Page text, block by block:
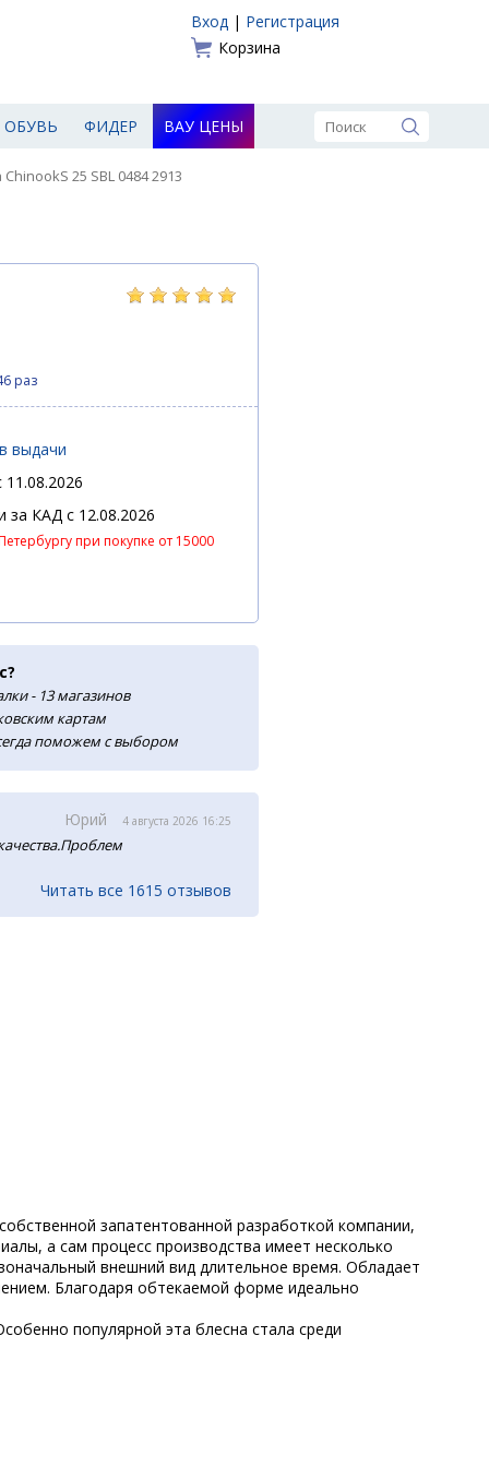
Вход | Регистрация
Корзина
ОБУВЬ ФИДЕР ВАУ ЦЕНЫ
25 SBL 0484 2913
раз
выдачи
за КАД c 12.08.2026
при покупке от 15000
- 13 магазинов
картам
поможем с выбором
Юрий 4 августа 2026 16:25
Читать все 1615 отзывов
запатентованной разработкой компании,
а сам процесс производства имеет несколько
внешний вид длительное время. Обладает
Благодаря обтекаемой форме идеально
популярной эта блесна стала среди